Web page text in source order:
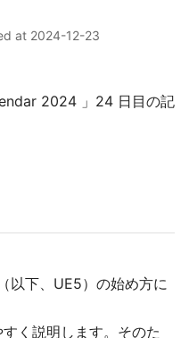
at 2024-12-23
2024 」24 日目の記
以下、UE5）の始め方に
く説明します。そのた